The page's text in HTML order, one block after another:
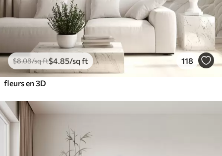
$8.08/sq ft$4 .85/sq ft 118
fleurs en 3D